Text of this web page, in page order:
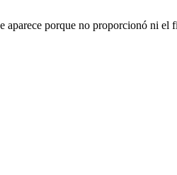
aparece porque no proporcionó ni el